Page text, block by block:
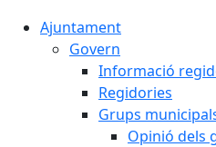
Ajuntament
Govern
Informació
Regidories
Grups
Opinió dels